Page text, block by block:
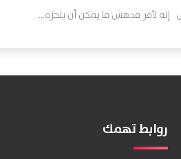
لأمر مدهش ما يمكن أن ينجزه...
روابط تهمك